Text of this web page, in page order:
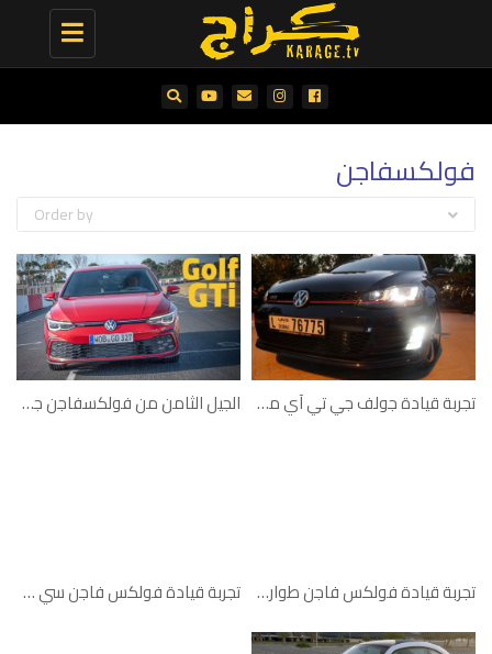
Toggle
navigation
فولكسفاجن
Order by
الجيل الثامن من فولكسفاجن جولف جي تي آي تجربة قيادة جولف جي تي آي موديل 2014
تجربة قيادة فولكس فاجن سي سي تجربة قيادة فولكس فاجن طوارق 2015